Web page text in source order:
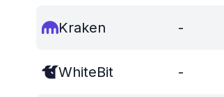
Kraken -
WhiteBit -